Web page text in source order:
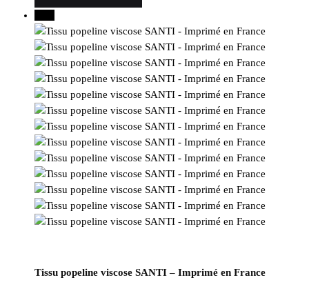
Tissu popeline viscose SANTI – Imprimé en France